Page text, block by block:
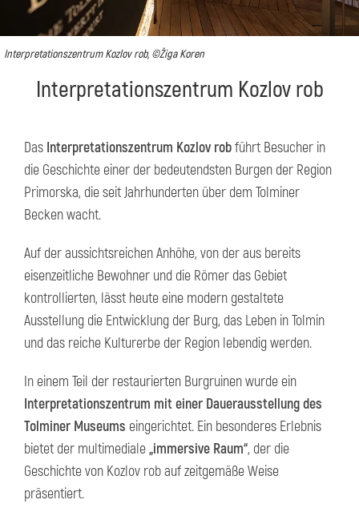
Interpretationszentrum Kozlov rob, ©Žiga Koren
Interpretationszentrum Kozlov rob
Das Interpretationszentrum Kozlov robführt Besucher in
die Geschichte einer der bedeutendsten Burgen der Region
Primorska, die seit Jahrhunderten über dem Tolminer
Becken wacht.
Auf der aussichtsreichen Anhöhe, von der aus bereits
eisenzeitliche Bewohner und die Römer das Gebiet
kontrollierten, lässt heute eine modern gestaltete
Ausstellung die Entwicklung der Burg, das Leben in Tolmin
und das reiche Kulturerbe der Region lebendig werden.
In einem Teil der restaurierten Burgruinen wurde ein
Interpretationszentrum mit einer Dauerausstellung des
Tolminer Museums eingerichtet. Ein besonderes Erlebnis
bietet der multimediale„immersive Raum“, der die
Geschichte von Kozlov rob auf zeitgemäße Weise
präsentiert.